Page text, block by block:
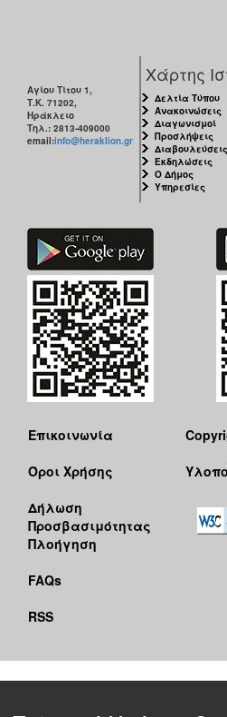
Αγίου Τίτου 1,
Τ.Κ. 71202,
Ηράκλειο
Τηλ.: 2813-409000
email:info@heraklion.gr
Χάρτης
Δελτία Τύπου
Ανακοινώσεις
Διαγωνισμοί
Προσλήψεις
Διαβουλεύσεις
Εκδηλώσεις
Ο Δήμος
Υπηρεσίες
Επικοινωνία
Όροι Χρήσης
Δήλωση
Προσβασιμότητας
Πλοήγηση
FAQs
RSS